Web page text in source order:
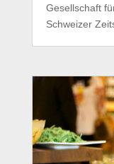
Gesellschaft
Schweizer